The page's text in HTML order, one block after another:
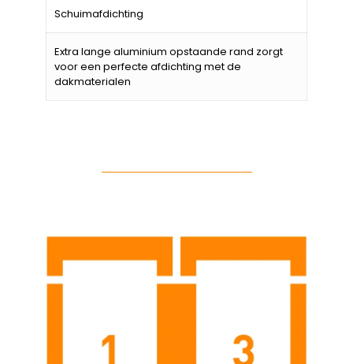
Schuimafdichting
Extra lange aluminium opstaande rand zorgt
voor een perfecte afdichting met de
dakmaterialen